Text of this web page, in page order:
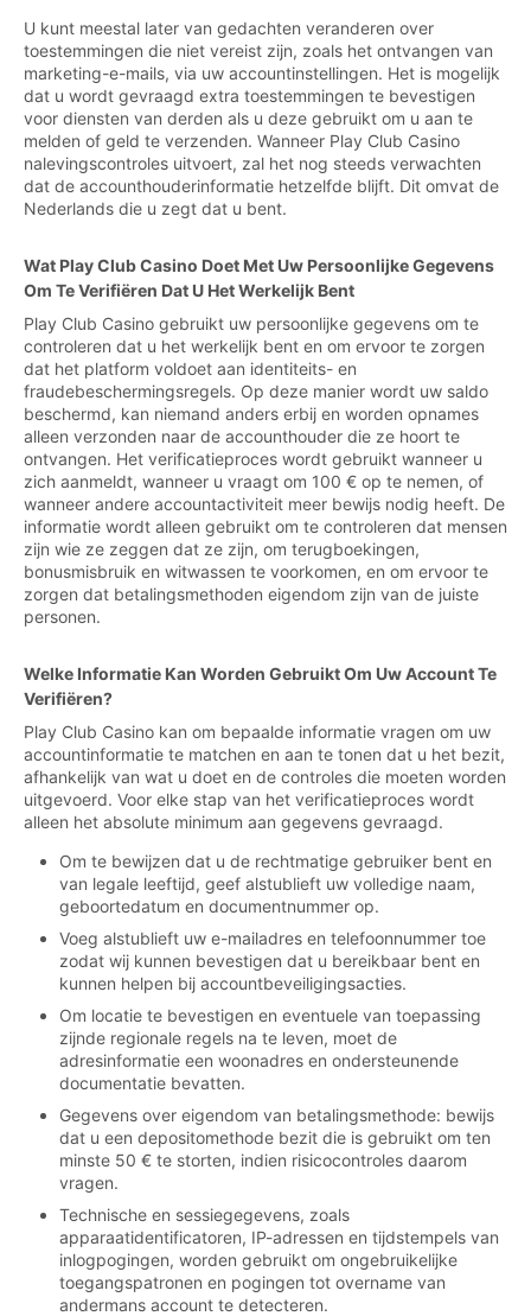
U kunt meestal later van gedachten veranderen over
toestemmingen die niet vereist zijn, zoals het ontvangen van
marketing-e-mails, via uw accountinstellingen. Het is mogelijk
dat u wordt gevraagd extra toestemmingen te bevestigen
voor diensten van derden als u deze gebruikt om u aan te
melden of geld te verzenden. Wanneer Play Club Casino
nalevingscontroles uitvoert, zal het nog steeds verwachten
dat de accounthouderinformatie hetzelfde blijft. Dit omvat de
Nederlands die u zegt dat u bent.
Wat Play Club Casino Doet Met Uw Persoonlijke Gegevens
Om Te Verifiëren Dat U Het Werkelijk Bent
Play Club Casino gebruikt uw persoonlijke gegevens om te
controleren dat u het werkelijk bent en om ervoor te zorgen
dat het platform voldoet aan identiteits- en
fraudebeschermingsregels. Op deze manier wordt uw saldo
beschermd, kan niemand anders erbij en worden opnames
alleen verzonden naar de accounthouder die ze hoort te
ontvangen. Het verificatieproces wordt gebruikt wanneer u
zich aanmeldt, wanneer u vraagt om 100 € op te nemen, of
wanneer andere accountactiviteit meer bewijs nodig heeft. De
informatie wordt alleen gebruikt om te controleren dat mensen
zijn wie ze zeggen dat ze zijn, om terugboekingen,
bonusmisbruik en witwassen te voorkomen, en om ervoor te
zorgen dat betalingsmethoden eigendom zijn van de juiste
personen.
Welke Informatie Kan Worden Gebruikt Om Uw Account Te
Verifiëren?
Play Club Casino kan om bepaalde informatie vragen om uw
accountinformatie te matchen en aan te tonen dat u het bezit,
afhankelijk van wat u doet en de controles die moeten worden
uitgevoerd. Voor elke stap van het verificatieproces wordt
alleen het absolute minimum aan gegevens gevraagd.
Om te bewijzen dat u de rechtmatige gebruiker bent en
van legale leeftijd, geef alstublieft uw volledige naam,
geboortedatum en documentnummer op.
Voeg alstublieft uw e-mailadres en telefoonnummer toe
zodat wij kunnen bevestigen dat u bereikbaar bent en
kunnen helpen bij accountbeveiligingsacties.
Om locatie te bevestigen en eventuele van toepassing
zijnde regionale regels na te leven, moet de
adresinformatie een woonadres en ondersteunende
documentatie bevatten.
Gegevens over eigendom van betalingsmethode: bewijs
dat u een depositomethode bezit die is gebruikt om ten
minste 50 € te storten, indien risicocontroles daarom
vragen.
Technische en sessiegegevens, zoals
apparaatidentificatoren, IP-adressen en tijdstempels van
inlogpogingen, worden gebruikt om ongebruikelijke
toegangspatronen en pogingen tot overname van
andermans account te detecteren.